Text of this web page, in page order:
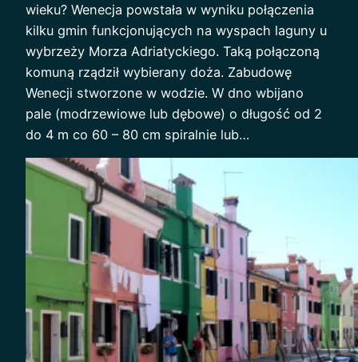
wieku? Wenecja powstała w wyniku połączenia
kilku gmin funkcjonujących na wyspach laguny u
wybrzeży Morza Adriatyckiego. Taką połączoną
komuną rządził wybierany doża. Zabudowę
Wenecji stworzone w wodzie. W dno wbijano
pale (modrzewiowe lub dębowe) o długość od 2
do 4 m co 60 – 80 cm spiralnie lub…